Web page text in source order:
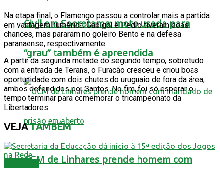
Civil em Sooretama; moto usada para
“grau” também é apreendida
GCM de Linhares prende homem com
Na etapa final, o Flamengo passou a controlar mais a partida
em vantagem numérica. Gabigol e Pedro tiveram boas
chances, mas pararam no goleiro Bento e na defesa
paranaense, respectivamente.
A partir da segunda metade do segundo tempo, sobretudo
com a entrada de Terans, o Furacão cresceu e criou boas
oportunidade com dois chutes do uruguaio de fora da área,
ambos defendidos por Santos. No fim, foi só esperar o
tempo terminar para comemorar o tricampeonato da
Libertadores.
VEJATAMBÉM